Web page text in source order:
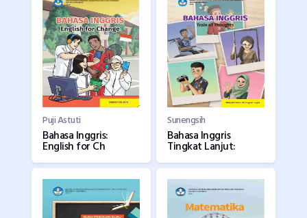
Puji Astuti
Bahasa Inggris:
English for Ch
Sunengsih
Bahasa Inggris
Tingkat Lanjut: